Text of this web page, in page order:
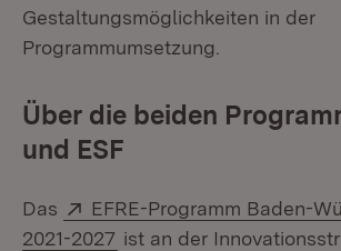
Gestaltungsmöglichkeiten in der
Programmumsetzung.
Über die beiden
und ESF
Das Extern:
EFRE-Programm Baden-
2021-2027 (Öffnet in neuem
ist an der